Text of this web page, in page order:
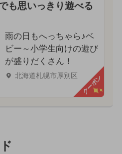
も思いっきり遊べる
雨の日もへっちゃら♪ベ
ビー～小学生向けの遊び
が盛りだくさん！
北海道札幌市厚別区 クーポン